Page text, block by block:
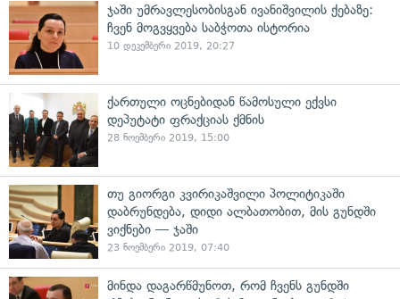
ჯაში უმრავლესობისგან ივანიშვილის ქებაზე:
ჩვენ მოგვყვება საბჭოთა ისტორია
10 დეკემბერი 2019, 20:27
ქართული ოცნებიდან წამოსული ექვსი
დეპუტატი ფრაქციას ქმნის
28 ნოემბერი 2019, 15:00
თუ გიორგი კვირიკაშვილი პოლიტიკაში
დაბრუნდება, დიდი ალბათობით, მის გუნდში
ვიქნები — ჯაში
23 ნოემბერი 2019, 07:40
მინდა დაგარწმუნოთ, რომ ჩვენს გუნდში